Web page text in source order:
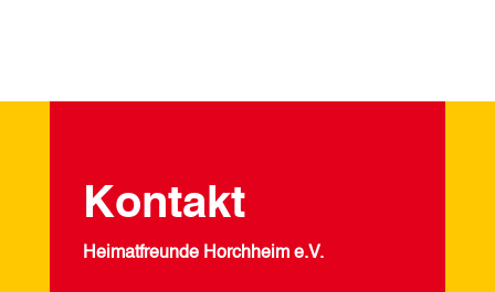
Kontakt
Heimatfreunde Horchheim e.V.